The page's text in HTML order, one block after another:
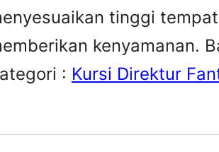
tinggi
kenyamanan.
: Kursi Direktur